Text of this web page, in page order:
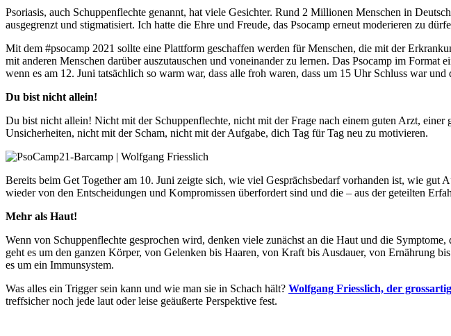
Psoriasis, auch Schuppenflechte genannt, hat viele Gesichter. Rund 2 Millionen Menschen in
ausgegrenzt und stigmatisiert. Ich hatte die Ehre und Freude, das Psocamp erneut moderieren zu
Mit dem #psocamp 2021 sollte eine Plattform geschaffen werden für Menschen, die mit der
mit anderen Menschen darüber auszutauschen und voneinander zu lernen. Das Psocamp im
wenn es am 12. Juni tatsächlich so warm war, dass alle froh waren, dass um 15 Uhr Schluss war und
Du bist nicht allein!
Du bist nicht allein! Nicht mit der Schuppenflechte, nicht mit der Frage nach einem guten Arzt,
Unsicherheiten, nicht mit der Scham, nicht mit der Aufgabe, dich Tag für Tag neu zu motivieren.
Bereits beim Get Together am 10. Juni zeigte sich, wie viel Gesprächsbedarf vorhanden ist, wie
wieder von den Entscheidungen und Kompromissen überfordert sind und die – aus der geteilten
Mehr als Haut!
Wenn von Schuppenflechte gesprochen wird, denken viele zunächst an die Haut und die
geht es um den ganzen Körper, von Gelenken bis Haaren, von Kraft bis Ausdauer, von Ernährung
es um ein Immunsystem.
Was alles ein Trigger sein kann und wie man sie in Schach hält? Wolfgang Friesslich, der
treffsicher noch jede laut oder leise geäußerte Perspektive fest.